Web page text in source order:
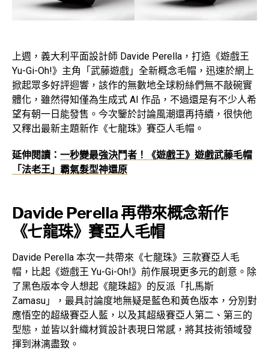
上週，義大利平面設計師 Davide Perella，打造《遊戲王
Yu-Gi-Oh!》主角「武藤遊戲」全新概念毛帽，迅速於網上
掀起眾多好評迴響，該作的無數地全球粉絲們無不敲碗實
體化，雖然得知僅為生成式 AI 作品，不過還是有不少人希
望有朝一日能發售。今次鑒於討論風潮還再持續，很快他
又釋出最新主題新作《七龍珠》賽亞人毛帽。
延伸閱讀： 一秒變最強決鬥者！《遊戲王》遊戲武藤毛帽
「法老王」霸氣髮型神還原
Davide Perella 再帶來概念新作
《七龍珠》賽亞人毛帽
Davide Perella 本次一共帶來《七龍珠》三款賽亞人毛
帽，比起《遊戲王 Yu-Gi-Oh!》前作展現更多元的創意。除
了黑色版本令人想起《龍珠超》的反派「扎馬斯
Zamasu」，最具討論度地無疑是藍色和黃色版本，分別對
應悟空的超級賽亞人藍，以及其超級賽亞人第二、第三的
型態，並皆以針織材質設計表現日常感，將其技術領域發
揮到淋漓盡致。